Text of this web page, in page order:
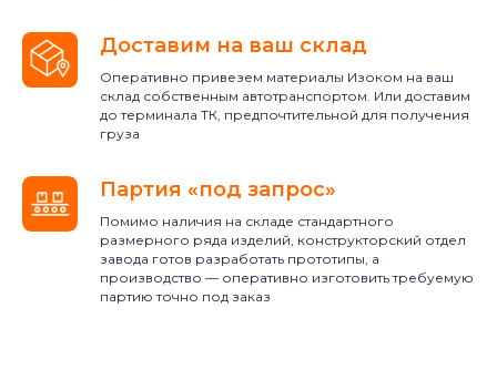
Доставим на ваш склад
Оперативно привезем материалы Изоком на ваш
склад собственным автотранспортом. Или доставим
до терминала ТК, предпочтительной для получения
груза
Партия «под запрос‎»‎
Помимо наличия на складе стандартного
размерного ряда изделий, конструкторский отдел
завода готов разработать прототипы, а
производство — оперативно изготовить требуемую
партию точно под заказ